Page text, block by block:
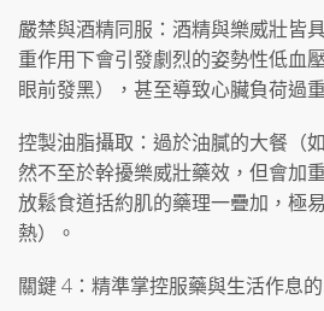
嚴禁與酒精同服：酒精與樂威壯皆
重作用下會引發劇烈的姿勢性低血
眼前發黑），甚至導致心臟負荷過
控製油脂攝取：過於油膩的大餐（
然不至於幹擾樂威壯藥效，但會加
放鬆食道括約肌的藥理一疊加，極
熱）。
關鍵 4：精準掌控服藥與生活作息